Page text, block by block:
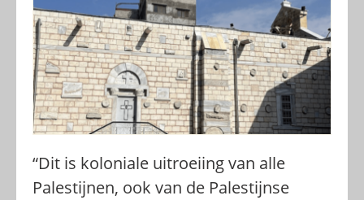
“Dit is koloniale uitroeiing van alle
Palestijnen, ook van de Palestijnse